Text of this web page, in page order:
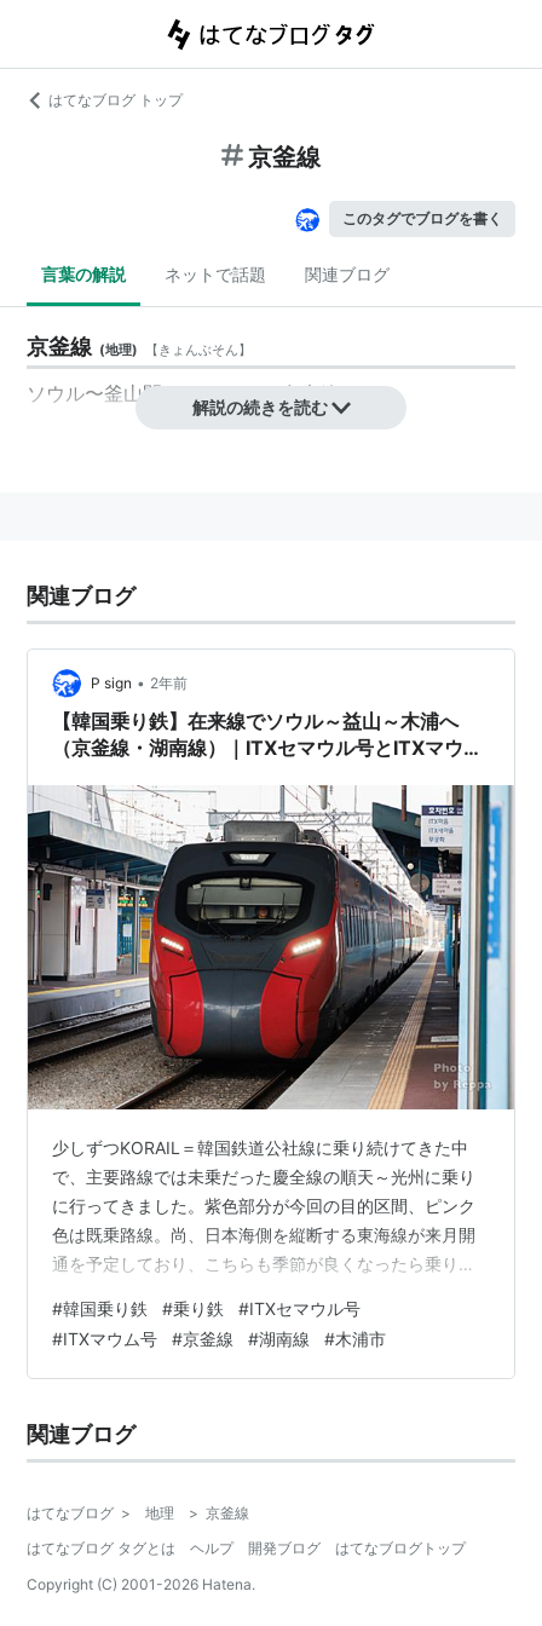
はてなブログ トップ
京釜線
このタグでブログを書く
言葉の解説 ネットで話題 関連ブログ
京釜線 (地理) 【きょんぶそん】
ソウル〜釜山間の444.5kmの在来線。
解説の続きを読む
関連ブログ
P sign • 2年前
【韓国乗り鉄】在来線でソウル～益山～木浦へ
（京釜線・湖南線）｜ITXセマウル号とITXマウム
少しずつKORAIL＝韓国鉄道公社線に乗り続けてきた中
で、主要路線では未乗だった慶全線の順天～光州に乗り
に行ってきました。紫色部分が今回の目的区間、ピンク
色は既乗路線。尚、日本海側を縦断する東海線が来月開
通を予定しており、こちらも季節が良くなったら乗りに
田 湖南線／西大田～益山 益山にて 益山～木浦 今回の予
定 初日は木浦まで行って1泊。2日目に今回の目的である
広州～順天間を乗って最後はKTXでソウル南のターミナ
～西大田 先ずはこの区間です。直通のKTXや在来線特急
のITXもありますが敢…
#韓国乗り鉄 #乗り鉄 #ITXセマウル号
#ITXマウム号 #京釜線 #湖南線 #木浦市
関連ブログ
はてなブログ > 地理 > 京釜線
はてなブログ タグとは
ヘルプ 開発ブログ
はてなブログトップ
Copyright (C) 2001-2026 Hatena.